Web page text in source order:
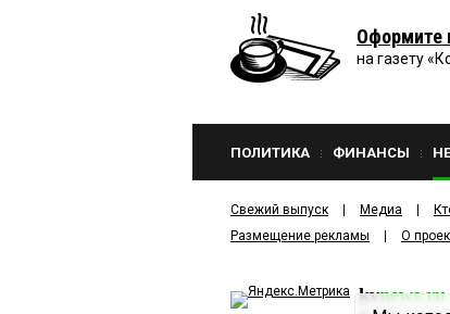
Оформите
на газету
ПОЛИТИКА ФИНАНСЫ
Свежий выпуск Медиа
Размещение рекламы
О
kvnews.ru